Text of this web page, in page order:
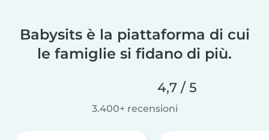
Babysits è la piattaforma di cui
le famiglie si fidano di più.
4,7 / 5
3.400+ recensioni